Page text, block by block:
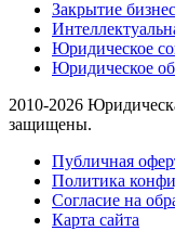
Закрытие
Юридическое
Юридическое
2010-2026
защищены.
Публичная
Политика
Согласие на
Карта сайта